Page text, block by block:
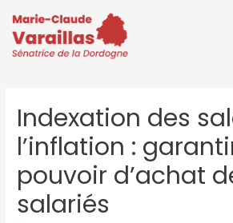
Indexation des
l’inflation :
pouvoir d’achat
salariés